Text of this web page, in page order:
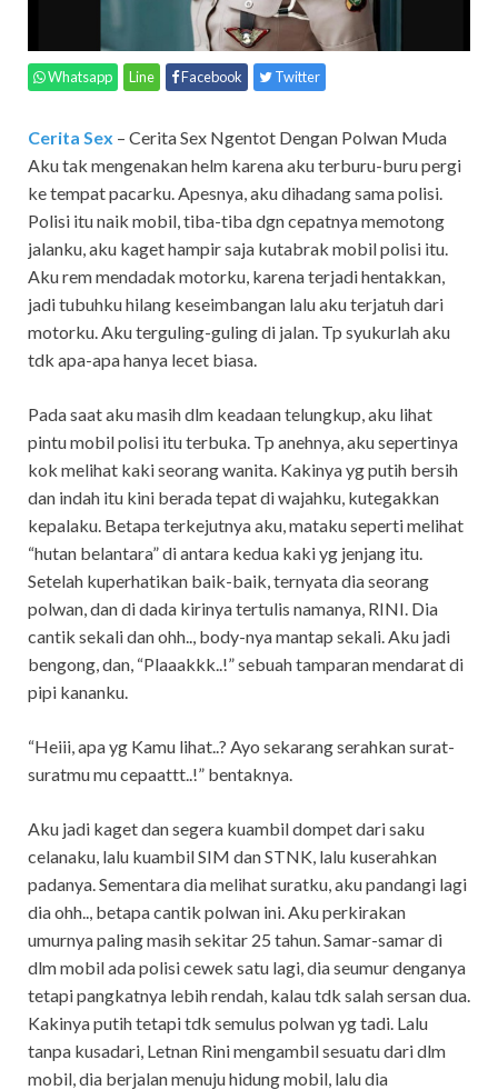
Whatsapp Line Facebook Twitter
Cerita Sex – Cerita Sex Ngentot Dengan Polwan Muda
Aku tak mengenakan helm karena aku terburu-buru pergi
ke tempat pacarku. Apesnya, aku dihadang sama polisi.
Polisi itu naik mobil, tiba-tiba dgn cepatnya memotong
jalanku, aku kaget hampir saja kutabrak mobil polisi itu.
Aku rem mendadak motorku, karena terjadi hentakkan,
jadi tubuhku hilang keseimbangan lalu aku terjatuh dari
motorku. Aku terguling-guling di jalan. Tp syukurlah aku
tdk apa-apa hanya lecet biasa.
Pada saat aku masih dlm keadaan telungkup, aku lihat
pintu mobil polisi itu terbuka. Tp anehnya, aku sepertinya
kok melihat kaki seorang wanita. Kakinya yg putih bersih
dan indah itu kini berada tepat di wajahku, kutegakkan
kepalaku. Betapa terkejutnya aku, mataku seperti melihat
“hutan belantara” di antara kedua kaki yg jenjang itu.
Setelah kuperhatikan baik-baik, ternyata dia seorang
polwan, dan di dada kirinya tertulis namanya, RINI. Dia
cantik sekali dan ohh.., body-nya mantap sekali. Aku jadi
bengong, dan, “Plaaakkk..!” sebuah tamparan mendarat di
pipi kananku.
“Heiii, apa yg Kamu lihat..? Ayo sekarang serahkan surat-
suratmu mu cepaattt..!” bentaknya.
Aku jadi kaget dan segera kuambil dompet dari saku
celanaku, lalu kuambil SIM dan STNK, lalu kuserahkan
padanya. Sementara dia melihat suratku, aku pandangi lagi
dia ohh.., betapa cantik polwan ini. Aku perkirakan
umurnya paling masih sekitar 25 tahun. Samar-samar di
dlm mobil ada polisi cewek satu lagi, dia seumur denganya
tetapi pangkatnya lebih rendah, kalau tdk salah sersan dua.
Kakinya putih tetapi tdk semulus polwan yg tadi. Lalu
tanpa kusadari, Letnan Rini mengambil sesuatu dari dlm
mobil, dia berjalan menuju hidung mobil, lalu dia